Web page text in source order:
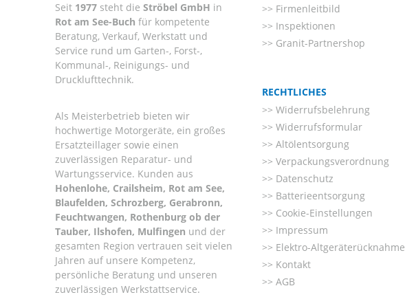
Seit 1977 steht die Ströbel GmbH in
Rot am See-Buch für kompetente
Beratung, Verkauf, Werkstatt und
Service rund um Garten-, Forst-,
Kommunal-, Reinigungs- und
Drucklufttechnik.
Als Meisterbetrieb bieten wir
hochwertige Motorgeräte, ein großes
Ersatzteillager sowie einen
zuverlässigen Reparatur- und
Wartungsservice. Kunden aus
Hohenlohe, Crailsheim, Rot am See,
Blaufelden, Schrozberg, Gerabronn,
Feuchtwangen, Rothenburg ob der
Tauber, Ilshofen, Mulfingen und der
gesamten Region vertrauen seit vielen
Jahren auf unsere Kompetenz,
persönliche Beratung und unseren
zuverlässigen Werkstattservice.
Firmenleitbild
Inspektionen
Granit-Partnershop
RECHTLICHES
Widerrufsbelehrung
Widerrufsformular
Altölentsorgung
Verpackungsverordnung
Datenschutz
Batterieentsorgung
Cookie-Einstellungen
Impressum
Elektro-Altgeräterücknahme
Kontakt
AGB